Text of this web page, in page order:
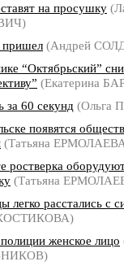
на просушку
(Андрей
“Октябрьский”
(Екатерина
за 60 секунд (Ольга
появятся
(Татьяна
ростверка
(Татьяна
легко расстались с
женское лицо